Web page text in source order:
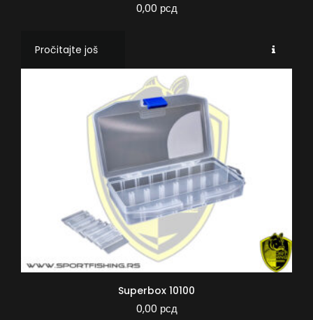
0,00 рсд
Pročitajte još
Superbox 10100
0,00 рсд